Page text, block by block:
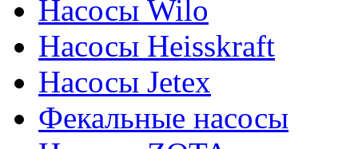
Насосы Wilo
Насосы Heisskraft
Насосы Jetex
Фекальные насосы